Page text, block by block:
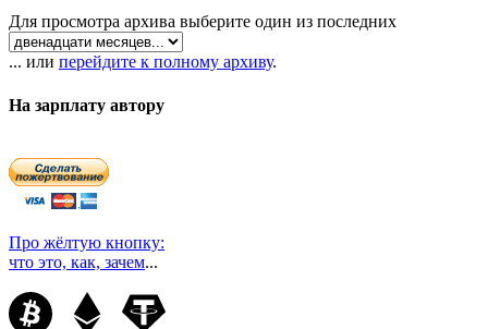
Для просмотра архива выберите один из последних
... или перейдите к полному архиву.
На зарплату автору
Про жёлтую кнопку:
что это, как, зачем...